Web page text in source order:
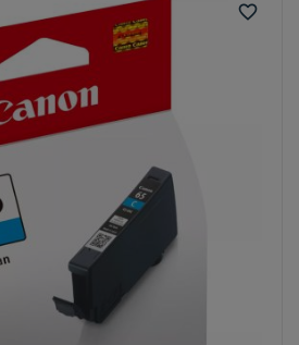
favorite_border